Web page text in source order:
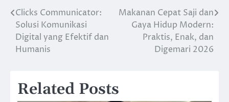
Post
navigation
Clicks Communicator:
Solusi Komunikasi
Digital yang Efektif dan
Humanis
Makanan Cepat Saji dan
Gaya Hidup Modern:
Praktis, Enak, dan
Digemari 2026
Related Posts